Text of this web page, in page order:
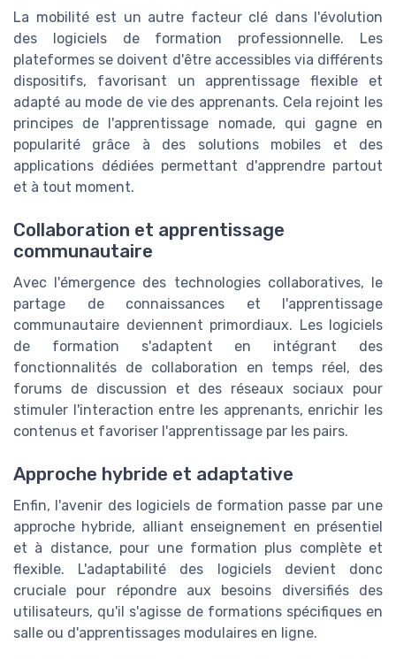
La mobilité est un autre facteur clé dans l'évolution
des logiciels de formation professionnelle. Les
plateformes se doivent d'être accessibles via différents
dispositifs, favorisant un apprentissage flexible et
adapté au mode de vie des apprenants. Cela rejoint les
principes de l'apprentissage nomade, qui gagne en
popularité grâce à des solutions mobiles et des
applications dédiées permettant d'apprendre partout
et à tout moment.
Collaboration et apprentissage
communautaire
Avec l'émergence des technologies collaboratives, le
partage de connaissances et l'apprentissage
communautaire deviennent primordiaux. Les logiciels
de formation s'adaptent en intégrant des
fonctionnalités de collaboration en temps réel, des
forums de discussion et des réseaux sociaux pour
stimuler l'interaction entre les apprenants, enrichir les
contenus et favoriser l'apprentissage par les pairs.
Approche hybride et adaptative
Enfin, l'avenir des logiciels de formation passe par une
approche hybride, alliant enseignement en présentiel
et à distance, pour une formation plus complète et
flexible. L'adaptabilité des logiciels devient donc
cruciale pour répondre aux besoins diversifiés des
utilisateurs, qu'il s'agisse de formations spécifiques en
salle ou d'apprentissages modulaires en ligne.